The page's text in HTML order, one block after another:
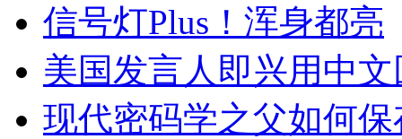
信号灯Plus！浑身都亮
美国发言人即兴用中
现代密码学之父如何